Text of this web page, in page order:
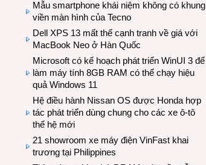
Mẫu smartphone khái niệm không có khung
viền màn hình của Tecno
Dell XPS 13 mất thế cạnh tranh về giá với
MacBook Neo ở Hàn Quốc
Microsoft có kế hoạch phát triển WinUI 3 để
làm máy tính 8GB RAM có thể chạy hiệu
quả Windows 11
Hệ điều hành Nissan OS được Honda hợp
tác phát triển dùng chung cho các xe ô-tô
thế hệ mới
21 showroom xe máy điện VinFast khai
trương tại Philippines